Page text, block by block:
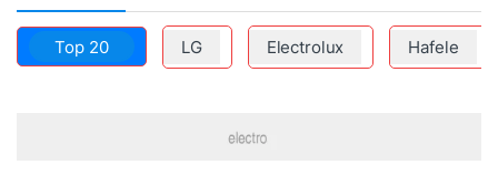
Top 20 LG Electrolux Hafele